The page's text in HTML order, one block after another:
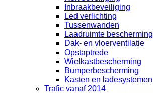
Inbraakbeveiliging
Led verlichting
Tussenwanden
Laadruimte bescherming
Dak- en vloerventilatie
Opstaptrede
Wielkastbescherming
Bumperbescherming
Kasten en ladesystemen
Trafic vanaf 2014